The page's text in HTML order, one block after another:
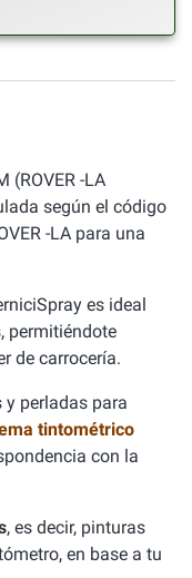
(ROVER -LA
según el código
-LA para una
es ideal
permitiéndote
de carrocería.
perladas para
tintométrico
con la
, es decir, pinturas
en base a tu